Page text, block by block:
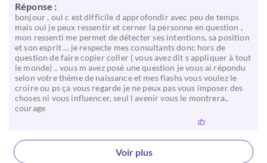
Réponse :
bonjour , oui c est difficile d approfondir avec peu de temps
mais oui je peux ressentir et cerner la personne en question ,
mon ressenti me permet de détecter ses intentions, sa position
et son esprit ... je respecte mes consultants donc hors de
question de faire copier coller ( vous avez dit s appliquer à tout
le monde) .. vous m avez posé une question je vous ai répondu
selon votre théme de naissance et mes flashs vous voulez le
croire ou ps ça vous regarde je ne peux pas vous imposer des
choses ni vous influencer, seul l avenir vous le montrera..
courage
Voir plus